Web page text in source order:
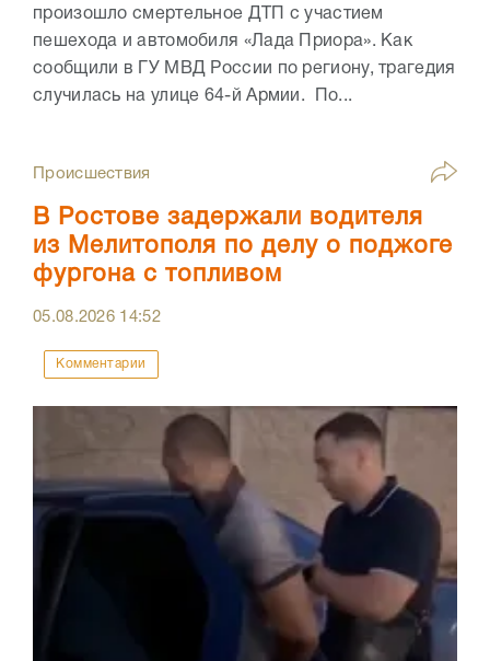
произошло смертельное ДТП с участием
пешехода и автомобиля «Лада Приора». Как
сообщили в ГУ МВД России по региону, трагедия
случилась на улице 64-й Армии. По...
Происшествия
В Ростове задержали водителя
из Мелитополя по делу о поджоге
фургона с топливом
05.08.2026 14:52
Комментарии